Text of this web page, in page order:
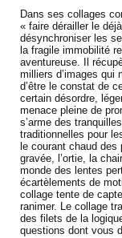
Dans ses collages
« faire dérailler le
désynchroniser les
la fragile immobilité
aventureuse. Il
milliers d’images qui
d’être le constat de
certain désordre,
menace pleine de
s’arme des
traditionnelles pour
le courant chaud des
gravée, l’ortie, la
monde des lentes
écartèlements de
collage tente de
ranimer. Le collage
des filets de la
questions dont vous